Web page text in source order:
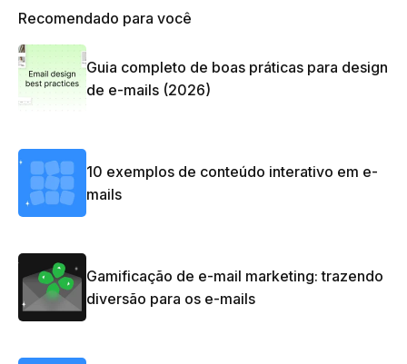
Recomendado para você
Guia completo de boas práticas para design
de e-mails (2026)
10 exemplos de conteúdo interativo em e-
mails
Gamificação de e-mail marketing: trazendo
diversão para os e-mails